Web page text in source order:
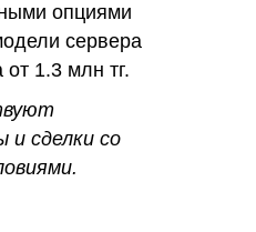
опциями
сервера
1.3 млн тг.
и сделки со